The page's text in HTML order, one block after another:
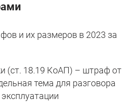
и их размеров в 2023 за
(ст. 18.19 КоАП) – штраф от
тема для разговора